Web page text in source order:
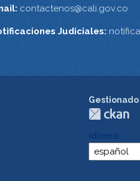
contactenos@cali.gov.co
Judiciales:
Gestionado